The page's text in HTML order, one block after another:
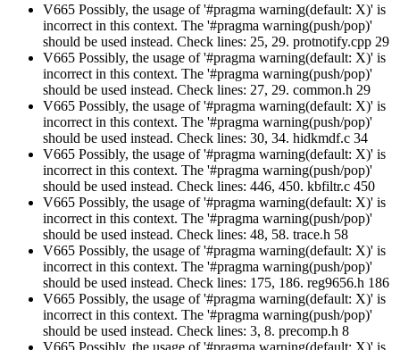
V665 Possibly, the usage of '#pragma warning(default: X)' is
incorrect in this context. The '#pragma warning(push/pop)'
should be used instead. Check lines: 25, 29. protnotify.cpp 29
V665 Possibly, the usage of '#pragma warning(default: X)' is
incorrect in this context. The '#pragma warning(push/pop)'
should be used instead. Check lines: 27, 29. common.h 29
V665 Possibly, the usage of '#pragma warning(default: X)' is
incorrect in this context. The '#pragma warning(push/pop)'
should be used instead. Check lines: 30, 34. hidkmdf.c 34
V665 Possibly, the usage of '#pragma warning(default: X)' is
incorrect in this context. The '#pragma warning(push/pop)'
should be used instead. Check lines: 446, 450. kbfiltr.c 450
V665 Possibly, the usage of '#pragma warning(default: X)' is
incorrect in this context. The '#pragma warning(push/pop)'
should be used instead. Check lines: 48, 58. trace.h 58
V665 Possibly, the usage of '#pragma warning(default: X)' is
incorrect in this context. The '#pragma warning(push/pop)'
should be used instead. Check lines: 175, 186. reg9656.h 186
V665 Possibly, the usage of '#pragma warning(default: X)' is
incorrect in this context. The '#pragma warning(push/pop)'
should be used instead. Check lines: 3, 8. precomp.h 8
V665 Possibly, the usage of '#pragma warning(default: X)' is